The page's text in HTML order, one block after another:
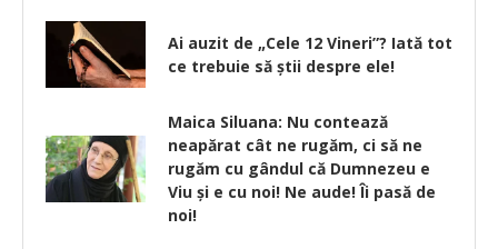
Ai auzit de „Cele 12 Vineri”? Iată tot
ce trebuie să știi despre ele!
Maica Siluana: Nu contează
neapărat cât ne rugăm, ci să ne
rugăm cu gândul că Dumnezeu e
Viu și e cu noi! Ne aude! Îi pasă de
noi!